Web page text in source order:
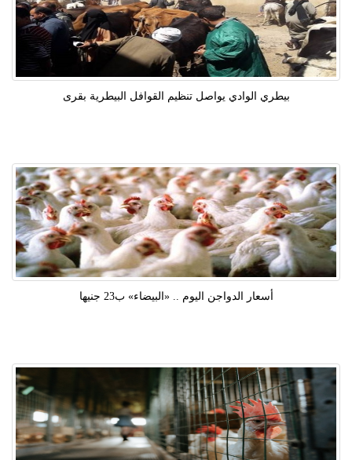
بيطري الوادي يواصل تنظيم القوافل البيطرية بقرى
أسعار الدواجن اليوم .. «البيضاء» ب23 جنيها